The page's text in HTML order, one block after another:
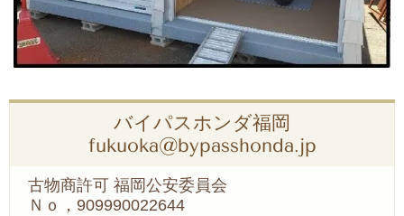
バイパスホンダ福岡
fukuoka@bypasshonda.jp
古物商許可 福岡公安委員会
Ｎｏ，909990022644